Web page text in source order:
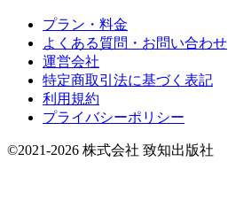
プラン・料金
よくある質問・お問い合わせ
運営会社
特定商取引法に基づく表記
利用規約
プライバシーポリシー
©2021-2026 株式会社 致知出版社